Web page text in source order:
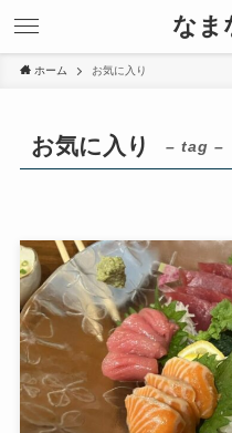
なま
ホーム お気に入り
お気に入り – tag –